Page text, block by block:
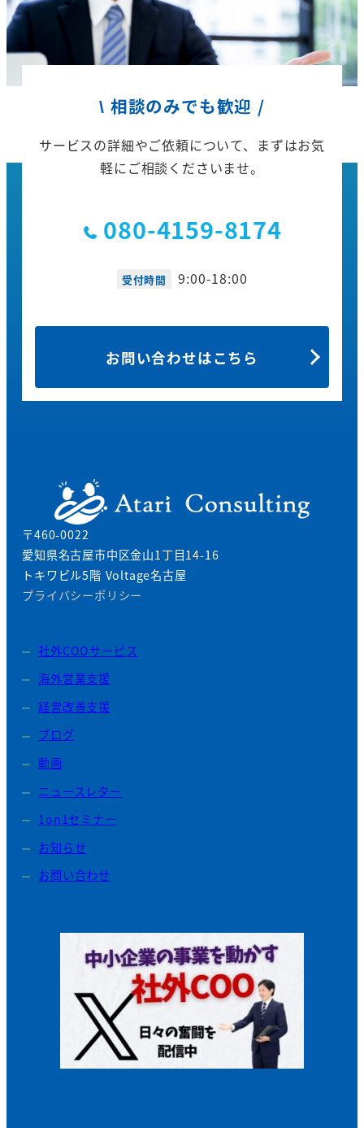
\ 相談のみでも歓迎 /
サービスの詳細やご依頼について、
まずはお気
軽にご相談くださいませ。
080-4159-8174
受付時間 9:00-18:00
お問い合わせはこちら
〒460-0022
愛知県名古屋市中区金山1丁目14-16
トキワビル5階 Voltage名古屋
プライバシーポリシー
社外COOサービス
海外営業支援
経営改善支援
ブログ
動画
ニュースレター
1on1セミナー
お知らせ
お問い合わせ